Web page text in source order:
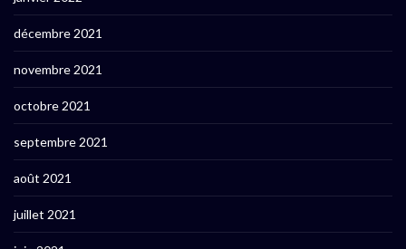
décembre 2021
novembre 2021
octobre 2021
septembre 2021
août 2021
juillet 2021